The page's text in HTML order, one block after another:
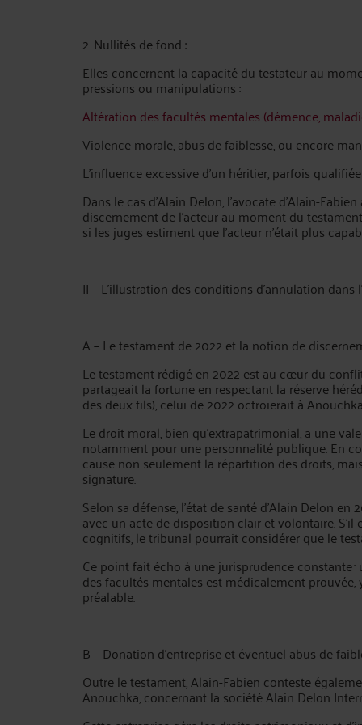
2. Nullités de fond :
Elles concernent la capacité du testateur au
pressions ou manipulations :
Altération des facultés mentales (démence,
Violence morale, abus de faiblesse, ou encore
L’influence excessive d’un héritier, parfois
Dans le cas d’Alain Delon, l’avocate d’Alain-
discernement de l’acteur au moment du
si les juges estiment que l’acteur n’était plus
II – L’illustration des conditions d’annulation dans
A – Le testament de 2022 et la notion de
Le testament rédigé en 2022 est au cœur du
partageait la fortune en respectant la réserve
des deux fils), celui de 2022 octroierait à
Le droit moral, bien qu’extrapatrimonial, a une
notamment pour une personnalité publique. En
cause non seulement la répartition des droits,
signature.
Selon sa défense, l’état de santé d’Alain Delon
avec un acte de disposition clair et volontaire.
cognitifs, le tribunal pourrait considérer que le
Ce point fait écho à une jurisprudence constante
des facultés mentales est médicalement
préalable.
B – Donation d’entreprise et éventuel abus de
Outre le testament, Alain-Fabien conteste
Anouchka, concernant la société Alain Delon